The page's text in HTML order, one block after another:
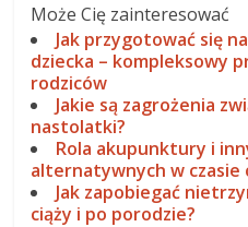
Może Cię zainteresować
Jak przygotować się
dziecka – kompleksowy
rodziców
Jakie są zagrożenia
nastolatki?
Rola akupunktury i
alternatywnych w czasie
Jak zapobiegać
ciąży i po porodzie?